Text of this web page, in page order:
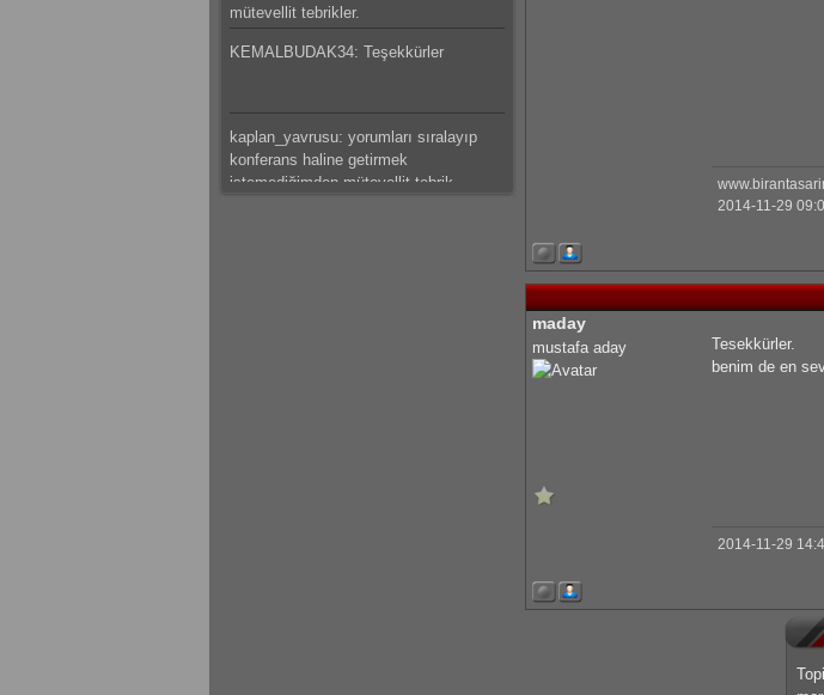
2014-11-29
maday
mustafa aday
Tesekkürler.
benim de en
2014-11-29
mütevellit tebrikler.
KEMALBUDAK34: Teşekkürler
kaplan_yavrusu: yorumları sıralayıp
konferans haline getirmek
istemediğimden mütevellit tebrik